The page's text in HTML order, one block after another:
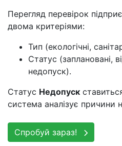
Перегляд перевірок
двома критеріями:
Тип (екологічні,
Статус (заплановані,
недопуск).
Статус Недопуск
система аналізує причини
Спробуй зараз!